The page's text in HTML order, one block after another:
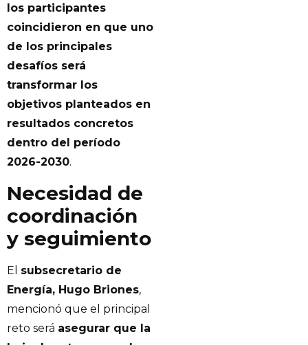
los participantes
coincidieron en que uno
de los principales
desafíos será
transformar los
objetivos planteados en
resultados concretos
dentro del período
2026-2030.
Necesidad de
coordinación
y seguimiento
El subsecretario de
Energía, Hugo Briones,
mencionó que el principal
reto será asegurar que la